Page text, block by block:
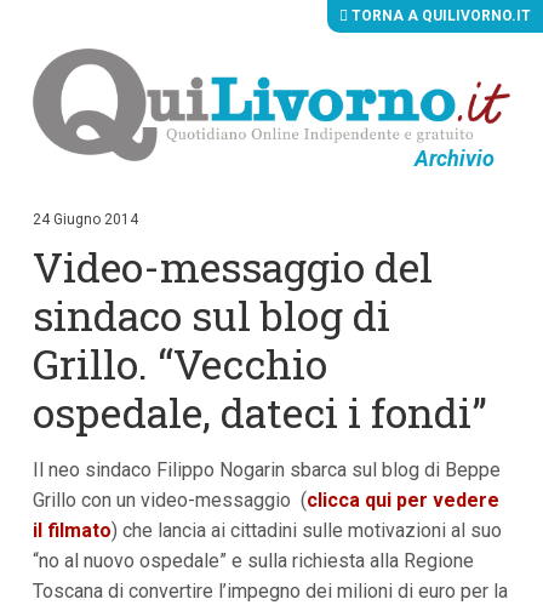
Archivio
i
i
c
n
e
n
t
p
r
i
n
c
p
TORNA A QUILIVORNO.IT
24 Giugno 2014
Video-messaggio del
sindaco sul blog di
Grillo. “Vecchio
ospedale, dateci i fondi”
Il neo sindaco Filippo Nogarin sbarca sul blog di Beppe
Grillo con un video-messaggio (clicca qui per vedere
il filmato) che lancia ai cittadini sulle motivazioni al suo
“no al nuovo ospedale” e sulla richiesta alla Regione
Toscana di convertire l’impegno dei milioni di euro per la